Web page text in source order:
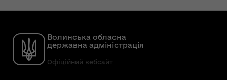
Волинська обласна
державна адміністрація
Офіційний вебсайт